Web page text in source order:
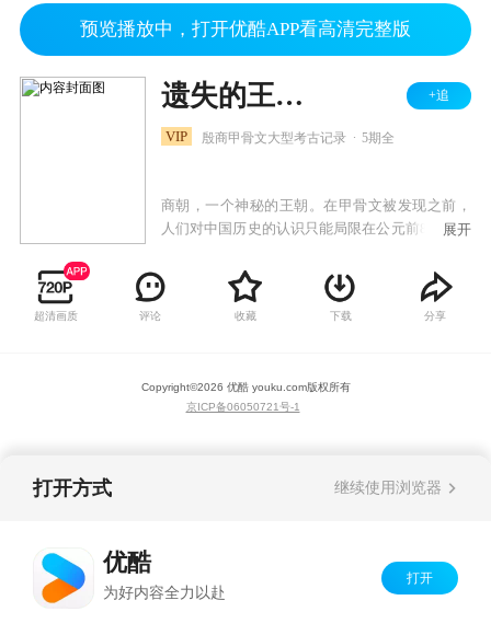
预览播放中，打开优酷APP看高清完整版
遗失的王朝：殷墟甲骨之谜 +追
VIP 殷商甲骨文大型考古记录 5期全
商朝，一个神秘的王朝。在甲骨文被发现之前，
人们对中国历史的认识只能局限在公元前841年，
1899年夏未秋初之季，时任国子监祭酒的王懿荣
通过古董商发现了一种奇怪的龟甲骨片，出人意
料的是，这些骨片之上刻有许多细腻的图案。王
甲骨文，首先要找到甲骨的出土地。二十世纪，
经过千辛万苦的努力，一位叫做罗振玉的学者找
了大量的甲骨。与他同行的还有一个人，这个人
发现了十多个商王的名字，它们与司马迁所著
《史记》中商王的名谥一模一样，这些甲骨实为
展开
超清画质 评论 收藏 下载 分享
Copyright©2026 优酷 youku.com版权所有
京ICP备06050721号-1
打开方式 继续使用浏览器
优酷
为好内容全力以赴
打开